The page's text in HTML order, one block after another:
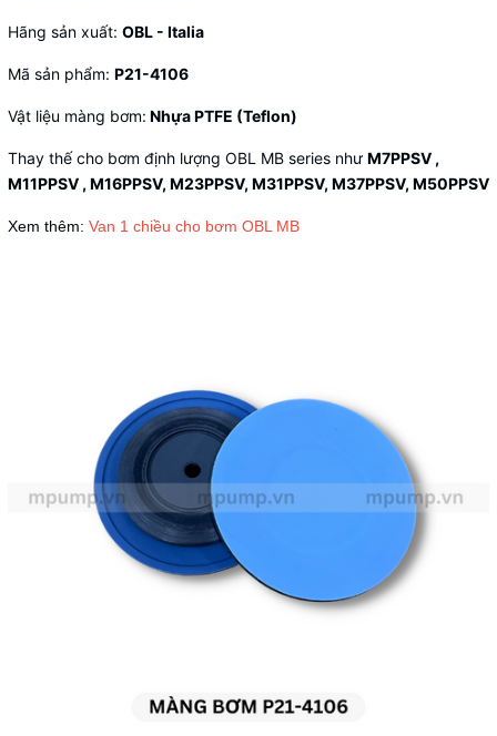
Hãng sản xuất: OBL - Italia
Mã sản phẩm: P21-4106
Vật liệu màng bơm: Nhựa PTFE (Teflon)
Thay thế cho bơm định lượng OBL MB series như M7PPSV ,
M11PPSV , M16PPSV, M23PPSV, M31PPSV, M37PPSV, M50PPSV
Xem thêm: Van 1 chiều cho bơm OBL MB